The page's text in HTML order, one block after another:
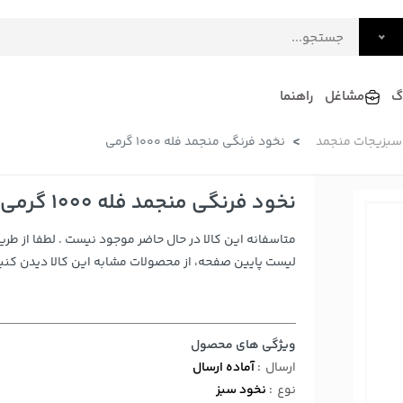
فرآورده های لبنی
دکوراسیون داخلی و تزئینی
سرو و پذیرایی
لوازم حیوانات خانگی
مشاغل راهنما
سبزیجات منجمد نخود فرنگی منجمد فله 1000 گرمی
نخود فرنگی منجمد فله 1000 گرمی
متاسفانه این کالا در حال حاضر موجود نیست . لطفا از
لیست پایین صفحه، از محصولات مشابه این کالا دیدن
ویژگی های محصول
ارسال :آماده ارسال
نوع : نخود سبز